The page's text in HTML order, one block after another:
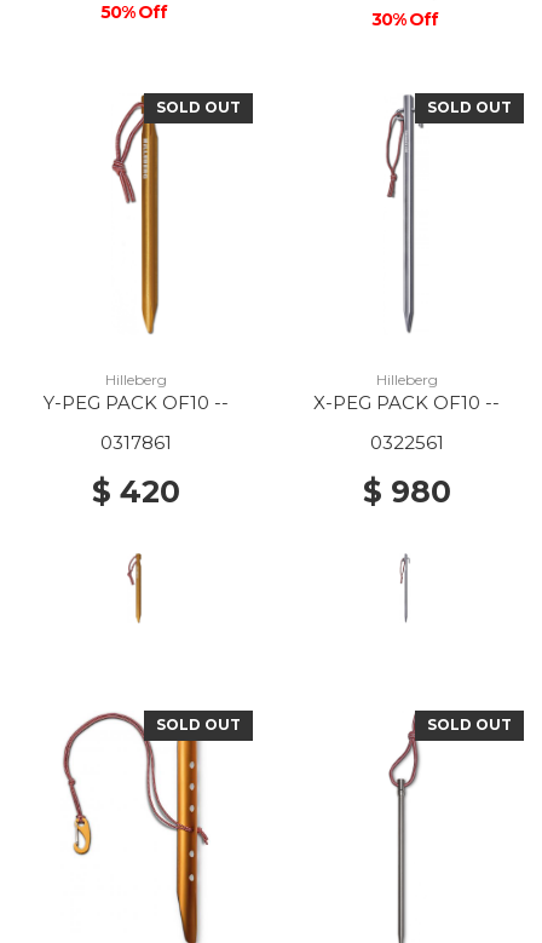
50% Off 30% Off
SOLD OUT
Hilleberg
Y-PEG PACK OF10 --
0317861
$ 420
SOLD OUT
Hilleberg
X-PEG PACK OF10 --
0322561
$ 980
SOLD OUT SOLD OUT